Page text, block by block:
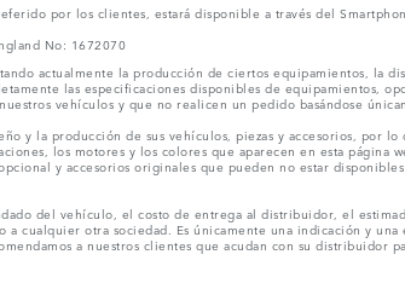
por los clientes, estará disponible a través del
No: 1672070
actualmente la producción de ciertos equipamientos, la
las especificaciones disponibles de equipamientos,
vehículos y que no realicen un pedido basándose
y la producción de sus vehículos, piezas y accesorios, por
los motores y los colores que aparecen en esta página
y accesorios originales que pueden no estar
del vehículo, el costo de entrega al distribuidor, el
otra sociedad. Es únicamente una indicación y
a nuestros clientes que acudan con su distribuidor